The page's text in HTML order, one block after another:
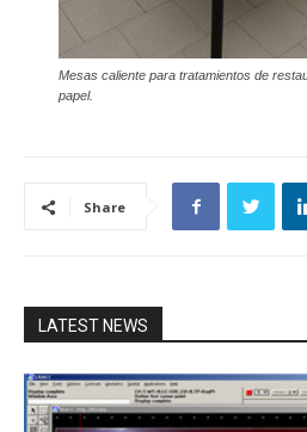
Mesas caliente para tratamientos de
papel.
Share
LATEST NEWS